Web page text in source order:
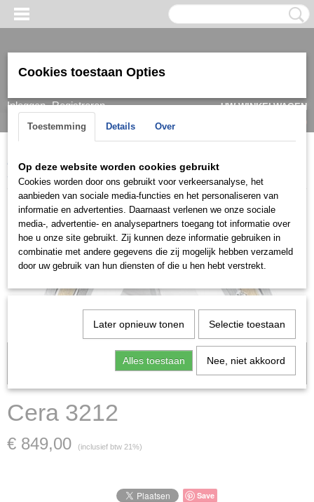
Inloggen Registreren
UW WINKELWAGEN
(0)
Home > > Trouwringen / Wedding Cera collectie
3212
Let op: het kan voorkomen dat het product onlangs in de zaak is
verkocht; in dat geval nemen wij contact met u op.
Cera 3212
€ 849,00 (inclusief btw 21%)
Save
Cookies toestaan Opties
Toestemming Details Over
Op deze website worden cookies gebruikt
Cookies worden door ons gebruikt voor verkeersanalyse, het
aanbieden van sociale media-functies en het personaliseren van
informatie en advertenties. Daarnaast verlenen we onze sociale
media-, advertentie- en analysepartners toegang tot informatie over
hoe u onze site gebruikt. Zij kunnen deze informatie gebruiken in
combinatie met andere gegevens die zij mogelijk hebben verzameld
door uw gebruik van hun diensten of die u hen hebt verstrekt.
Later opnieuw tonen Selectie toestaan
Alles toestaan Nee, niet akkoord